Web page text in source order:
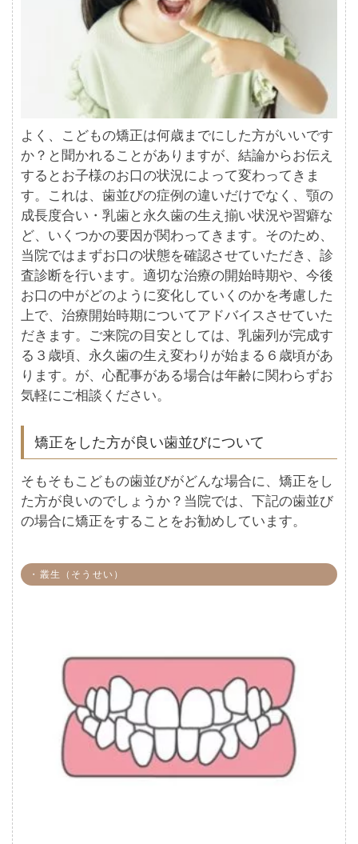
よく、こどもの矯正は何歳までにした方がいいです
か？と聞かれることがありますが、結論からお伝え
するとお子様のお口の状況によって変わってきま
す。これは、歯並びの症例の違いだけでなく、顎の
成長度合い・乳歯と永久歯の生え揃い状況や習癖な
ど、いくつかの要因が関わってきます。そのため、
当院ではまずお口の状態を確認させていただき、診
査診断を行います。適切な治療の開始時期や、今後
お口の中がどのように変化していくのかを考慮した
上で、治療開始時期についてアドバイスさせていた
だきます。ご来院の目安としては、乳歯列が完成す
る３歳頃、永久歯の生え変わりが始まる６歳頃があ
ります。が、心配事がある場合は年齢に関わらずお
気軽にご相談ください。
矯正をした方が良い歯並びについて
そもそもこどもの歯並びがどんな場合に、矯正をし
た方が良いのでしょうか？当院では、下記の歯並び
の場合に矯正をすることをお勧めしています。
・叢生（そうせい）